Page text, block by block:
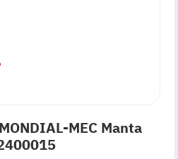
MEC Manta